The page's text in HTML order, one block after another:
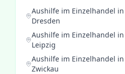
Aushilfe im Einzelhandel in
Dresden
Aushilfe im Einzelhandel in
Leipzig
Aushilfe im Einzelhandel in
Zwickau